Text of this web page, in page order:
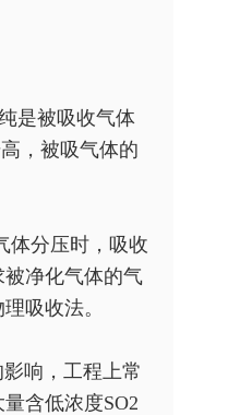
是被吸收气体
，被吸气体的
体分压时，吸收
净化气体的气
吸收法。
响，工程上常
含低浓度SO2